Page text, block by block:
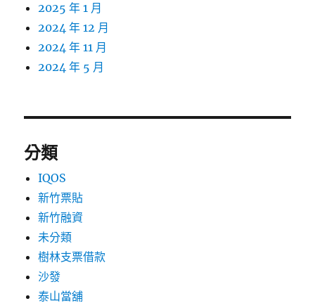
2025 年 1 月
2024 年 12 月
2024 年 11 月
2024 年 5 月
分類
IQOS
新竹票貼
新竹融資
未分類
樹林支票借款
沙發
泰山當舖